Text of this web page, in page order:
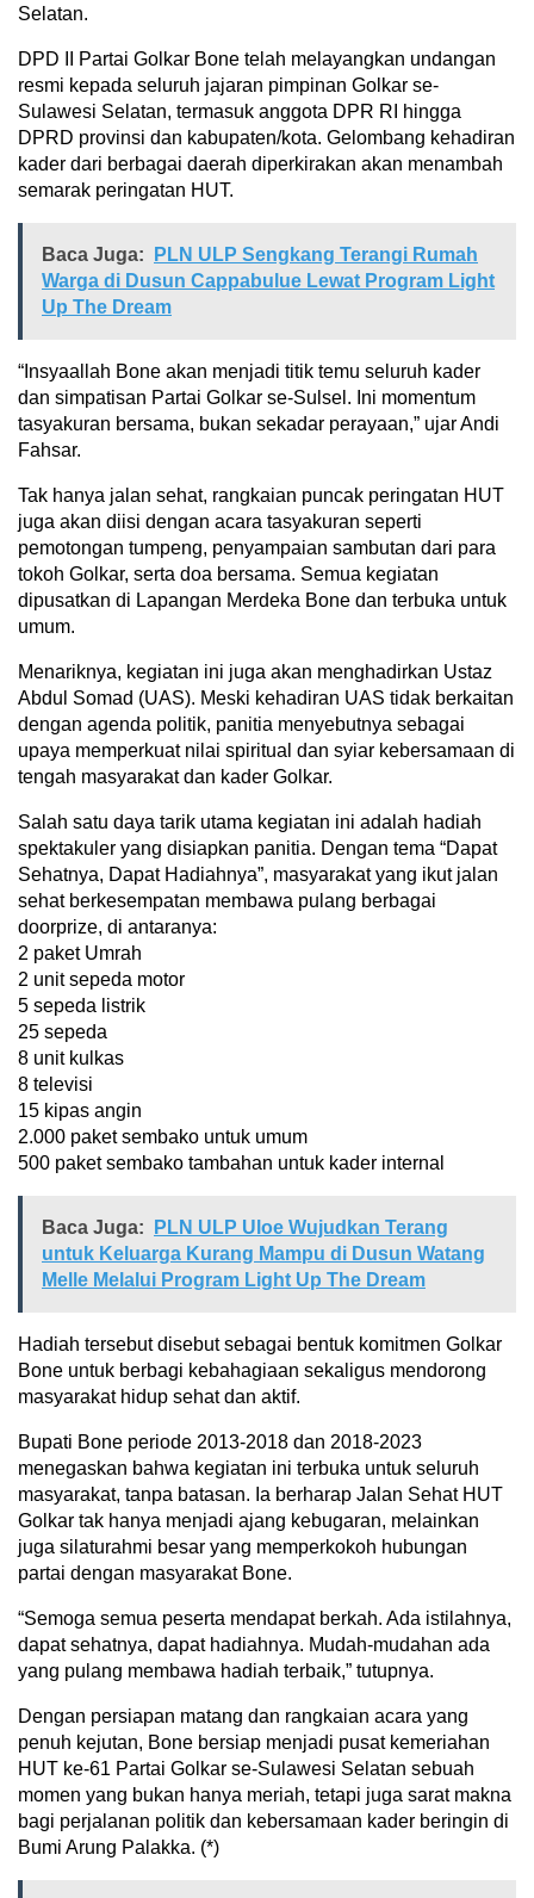
Selatan.
DPD II Partai Golkar Bone telah melayangkan undangan
resmi kepada seluruh jajaran pimpinan Golkar se-
Sulawesi Selatan, termasuk anggota DPR RI hingga
DPRD provinsi dan kabupaten/kota. Gelombang kehadiran
kader dari berbagai daerah diperkirakan akan menambah
semarak peringatan HUT.
Baca Juga:
PLN ULP Sengkang Terangi Rumah
Warga di Dusun Cappabulue Lewat Program Light
Up The Dream
“Insyaallah Bone akan menjadi titik temu seluruh kader
dan simpatisan Partai Golkar se-Sulsel. Ini momentum
tasyakuran bersama, bukan sekadar perayaan,” ujar Andi
Fahsar.
Tak hanya jalan sehat, rangkaian puncak peringatan HUT
juga akan diisi dengan acara tasyakuran seperti
pemotongan tumpeng, penyampaian sambutan dari para
tokoh Golkar, serta doa bersama. Semua kegiatan
dipusatkan di Lapangan Merdeka Bone dan terbuka untuk
umum.
Menariknya, kegiatan ini juga akan menghadirkan Ustaz
Abdul Somad (UAS). Meski kehadiran UAS tidak berkaitan
dengan agenda politik, panitia menyebutnya sebagai
upaya memperkuat nilai spiritual dan syiar kebersamaan di
tengah masyarakat dan kader Golkar.
Salah satu daya tarik utama kegiatan ini adalah hadiah
spektakuler yang disiapkan panitia. Dengan tema “Dapat
Sehatnya, Dapat Hadiahnya”, masyarakat yang ikut jalan
sehat berkesempatan membawa pulang berbagai
doorprize, di antaranya:
2 paket Umrah
2 unit sepeda motor
5 sepeda listrik
25 sepeda
8 unit kulkas
8 televisi
15 kipas angin
2.000 paket sembako untuk umum
500 paket sembako tambahan untuk kader internal
Baca Juga:
PLN ULP Uloe Wujudkan Terang
untuk Keluarga Kurang Mampu di Dusun Watang
Melle Melalui Program Light Up The Dream
Hadiah tersebut disebut sebagai bentuk komitmen Golkar
Bone untuk berbagi kebahagiaan sekaligus mendorong
masyarakat hidup sehat dan aktif.
Bupati Bone periode 2013-2018 dan 2018-2023
menegaskan bahwa kegiatan ini terbuka untuk seluruh
masyarakat, tanpa batasan. Ia berharap Jalan Sehat HUT
Golkar tak hanya menjadi ajang kebugaran, melainkan
juga silaturahmi besar yang memperkokoh hubungan
partai dengan masyarakat Bone.
“Semoga semua peserta mendapat berkah. Ada istilahnya,
dapat sehatnya, dapat hadiahnya. Mudah-mudahan ada
yang pulang membawa hadiah terbaik,” tutupnya.
Dengan persiapan matang dan rangkaian acara yang
penuh kejutan, Bone bersiap menjadi pusat kemeriahan
HUT ke-61 Partai Golkar se-Sulawesi Selatan sebuah
momen yang bukan hanya meriah, tetapi juga sarat makna
bagi perjalanan politik dan kebersamaan kader beringin di
Bumi Arung Palakka. (*)